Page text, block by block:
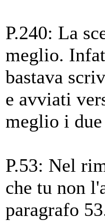
P.240: La
meglio.
bastava
e avviati
meglio i
P.53: Nel
che tu non
paragrafo